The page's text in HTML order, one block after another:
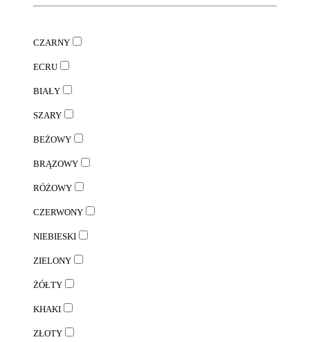
CZARNY
ECRU
BIAŁY
SZARY
BEŻOWY
BRĄZOWY
RÓŻOWY
CZERWONY
NIEBIESKI
ZIELONY
ŻÓŁTY
KHAKI
ZŁOTY